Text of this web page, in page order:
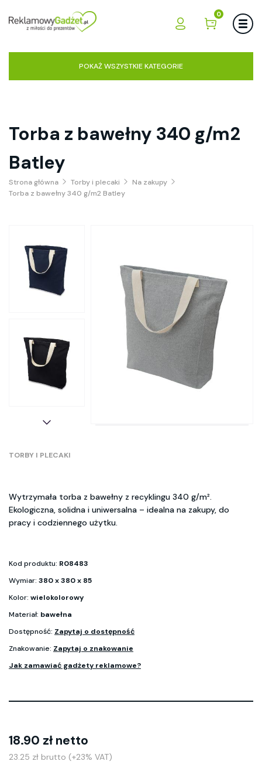
0
POKAŻ WSZYSTKIE KATEGORIE
Torba z bawełny 340 g/m2
Batley
Strona główna Torby i plecaki
Na zakupy
Torba z bawełny 340 g/m2 Batley
TORBY I PLECAKI
Wytrzymała torba z bawełny z recyklingu 340 g/m².
Ekologiczna, solidna i uniwersalna – idealna na zakupy, do
pracy i codziennego użytku.
Kod produktu: R08483
Wymiar: 380 x 380 x 85
Kolor: wielokolorowy
Materiał: bawełna
Dostępność: Zapytaj o dostępność
Znakowanie: Zapytaj o znakowanie
Jak zamawiać gadżety reklamowe?
18.90 zł netto
23.25 zł brutto (+23% VAT)